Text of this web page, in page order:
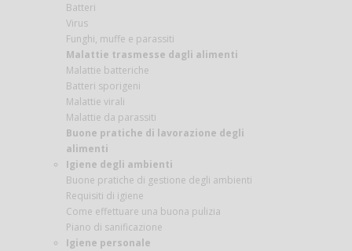
Batteri
Virus
Funghi, muffe e parassiti
Malattie trasmesse dagli alimenti
Malattie batteriche
Batteri sporigeni
Malattie virali
Malattie da parassiti
Buone pratiche di lavorazione degli
alimenti
Igiene degli ambienti
Buone pratiche di gestione degli ambienti
Requisiti di igiene
Come effettuare una buona pulizia
Piano di sanificazione
Igiene personale